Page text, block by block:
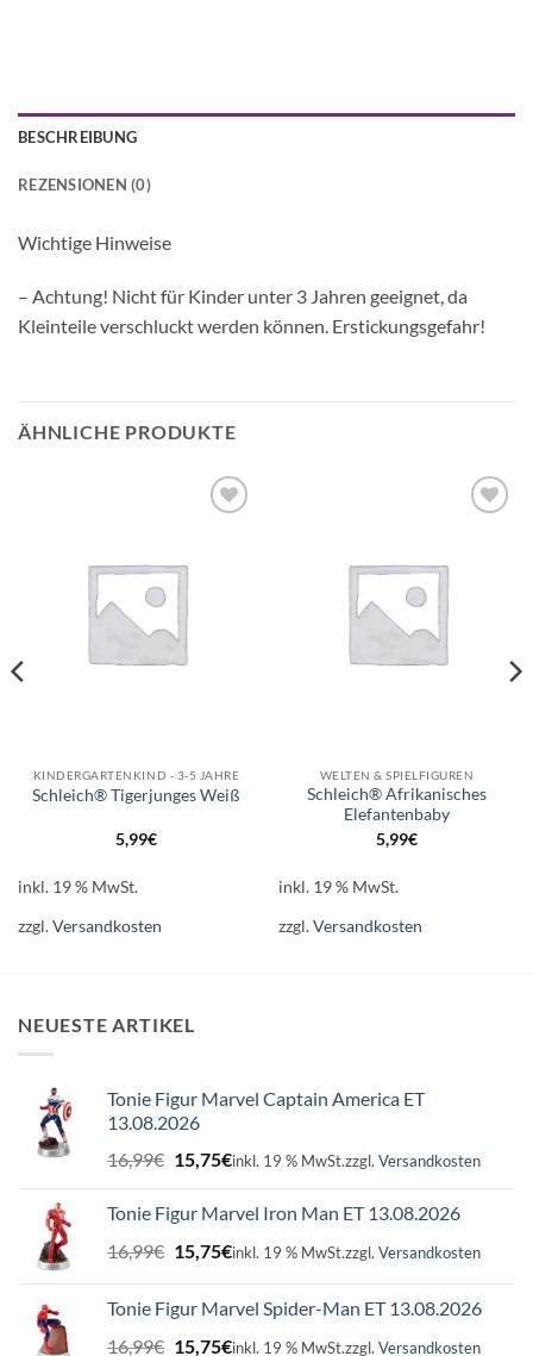
BESCHREIBUNG
REZENSIONEN (0)
Wichtige Hinweise
– Achtung! Nicht für Kinder unter 3 Jahren geeignet, da
Kleinteile verschluckt werden können. Erstickungsgefahr!
ÄHNLICHE PRODUKTE
KINDERGARTENKIND - 3-5 JAHRE
Schleich® Tigerjunges Weiß
5,99€
inkl. 19 % MwSt.
zzgl.Versandkosten
WELTEN & SPIELFIGUREN
Schleich® Afrikanisches
Elefantenbaby
5,99€
inkl. 19 % MwSt.
zzgl.Versandkosten
NEUESTE ARTIKEL
Tonie Figur Marvel Captain America ET
13.08.2026
16,99€ Ursprünglicher
Preis
16,99€
15,75€Aktueller
15,75€.
inkl. 19 % MwSt.zzgl. Versandkosten
Tonie Figur Marvel Iron Man ET 13.08.2026
16,99€ Ursprünglicher
Preis
16,99€
15,75€Aktueller
15,75€.
inkl. 19 % MwSt.zzgl. Versandkosten
Tonie Figur Marvel Spider-Man ET 13.08.2026
16,99€ Ursprünglicher
15,75€Aktueller
inkl. 19 % MwSt.zzgl. Versandkosten